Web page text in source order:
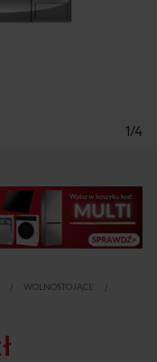
1/4
WOLNOSTOJĄCE